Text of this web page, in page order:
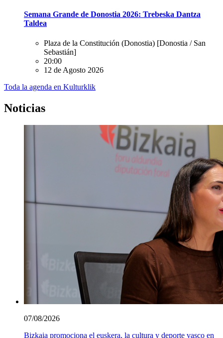
Semana Grande de Donostia 2026: Trebeska Dantza
Taldea
Plaza de la Constitución (Donostia) [Donostia / San
Sebastián]
20:00
12 de Agosto 2026
Toda la agenda en Kulturklik
Noticias
07/08/2026
Bizkaia promociona el euskera, la cultura y deporte vasco en